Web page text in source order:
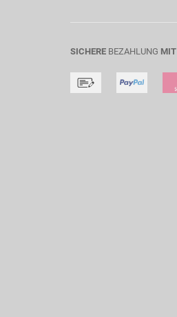
SICHERE BEZAHLUNG MIT